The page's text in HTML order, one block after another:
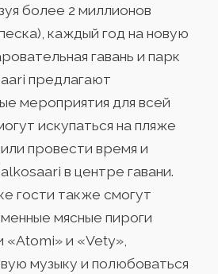
более 2 миллионов
каждый год на новую
гавань и парк
предлагают
мероприятия для всей
искупаться на пляже
провести время и
в центре гавани.
гости также смогут
мясные пироги
«Atomi» и «Vety»,
музыку и полюбоваться